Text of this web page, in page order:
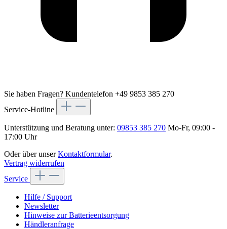
Sie haben Fragen? Kundentelefon +49 9853 385 270
Service-Hotline
Unterstützung und Beratung unter: 09853 385 270 Mo-Fr, 09:00 -
17:00 Uhr
Oder über unserKontaktformular.
Vertrag widerrufen
Service
Hilfe / Support
Newsletter
Hinweise zur Batterieentsorgung
Händleranfrage